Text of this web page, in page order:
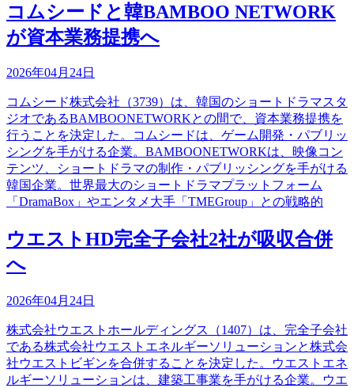
コムシードと韓BAMBOO NETWORK
が資本業務提携へ
2026年04月24日
コムシード株式会社（3739）は、韓国のショートドラマスタ
ジオであるBAMBOONETWORKとの間で、資本業務提携を
行うことを決定した。コムシードは、ゲーム開発・パブリッ
シングを手がける企業。BAMBOONETWORKは、映像コン
テンツ、ショートドラマの制作・パブリッシングを手がける
韓国企業。世界最大のショートドラマプラットフォーム
「DramaBox」やエンタメ大手「TMEGroup」との戦略的
ウエストHD完全子会社2社が吸収合併
へ
2026年04月24日
株式会社ウエストホールディングス（1407）は、完全子会社
である株式会社ウエストエネルギーソリューションと株式会
社ウエストビギンを合併することを決定した。ウエストエネ
ルギーソリューションは、建築工事業を手がける企業。ウエ